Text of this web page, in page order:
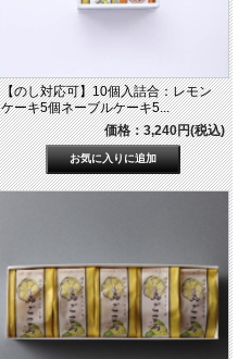
【のし対応可】10個入詰合：レモン
ケーキ5個ネーブルケーキ5...
価格：3,240円(税込)